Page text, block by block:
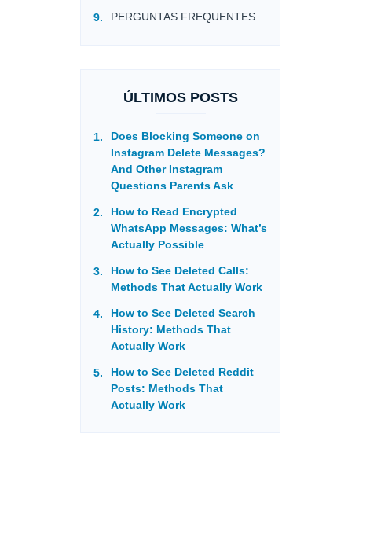
PERGUNTAS FREQUENTES
ÚLTIMOS POSTS
Does Blocking Someone on
Instagram Delete Messages?
And Other Instagram
Questions Parents Ask
How to Read Encrypted
WhatsApp Messages: What’s
Actually Possible
How to See Deleted Calls:
Methods That Actually Work
How to See Deleted Search
History: Methods That
Actually Work
How to See Deleted Reddit
Posts: Methods That
Actually Work